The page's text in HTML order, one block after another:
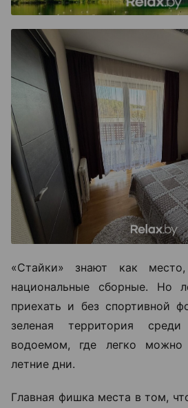
«Стайки» знают как
национальные сборные. Но
приехать и без спортивной
зеленая территория
водоемом, где легко можно
летние дни.
Главная фишка места в том,